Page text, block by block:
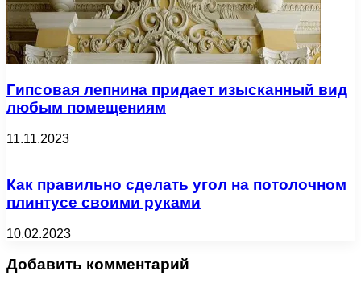
Гипсовая лепнина придает изысканный вид
любым помещениям
11.11.2023
Как правильно сделать угол на потолочном
плинтусе своими руками
10.02.2023
Добавить комментарий